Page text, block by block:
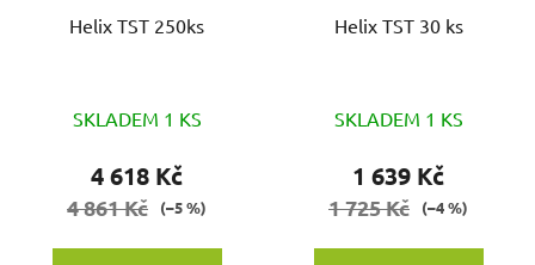
Helix TST 250ks
SKLADEM 1 KS
4 618 Kč
4 861 Kč (–5 %)
Helix TST 30 ks
SKLADEM 1 KS
1 639 Kč
1 725 Kč (–4 %)